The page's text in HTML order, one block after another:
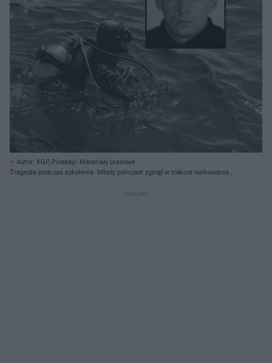
Autor: KGP, Pixabay/ Materiały prasowe
Tragedia podczas szkolenia. Młody policjant zginął w trakcie nurkowania.